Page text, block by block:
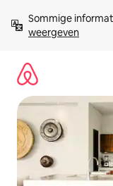
direct
naar
Sommige
weergeven